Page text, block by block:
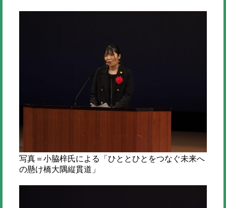
写真＝小脇梓氏による「ひととひとをつなぐ未来へ
の懸け橋大隅縦貫道」